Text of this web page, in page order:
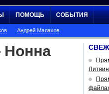
ПОМОЩЬ СОБЫТИЯ
Андрей Малахов
Нонна